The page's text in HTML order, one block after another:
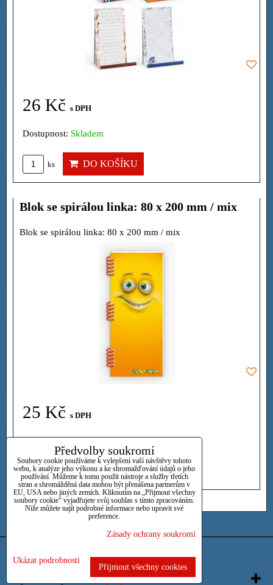
26 Kč s DPH
Dostupnost: Skladem
ks DO KOŠÍKU
Blok se spirálou linka: 80 x 200 mm / mix
Blok se spirálou linka: 80 x 200 mm / mix
25 Kč s DPH
Dostupnost:Skladem
ks DO KOŠÍKU
Vytvořeno systémem:ByznysWeb.cz
Předvolby soukromí
Soubory cookie používáme k vylepšení vaší návštěvy tohoto
webu, k analýze jeho výkonu a ke shromažďování údajů o jeho
používání. Můžeme k tomu použít nástroje a služby třetích
stran a shromážděná data mohou být přenášena partnerům v
EU, USA nebo jiných zemích. Kliknutím na „Přijmout všechny
soubory cookie“ vyjadřujete svůj souhlas s tímto zpracováním.
Níže můžete najít podrobné informace nebo upravit své
preference.
Zásady ochrany soukromí
Ukázat podrobnosti
Přijmout všechny cookies